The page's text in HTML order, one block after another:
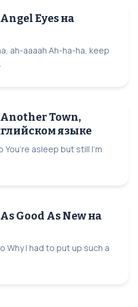
Eyes на
ah-aaaah Ah-ha-ha, keep
Town,
языке
asleep but still I’m
Good As New на
Why I had to put up such a